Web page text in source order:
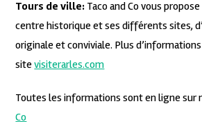
Tours de ville: Taco and Co vous
centre historique et ses différents sites,
originale et conviviale. Plus
sitevisiterarles.com
Toutes les informations sont en ligne sur
Co